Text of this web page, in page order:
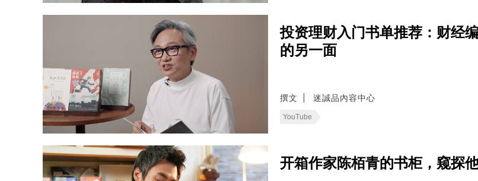
投资理财入门书单推荐：财经
的另一面
撰文 迷誠品內容中心
YouTube
开箱作家陈栢青的书柜，窥探